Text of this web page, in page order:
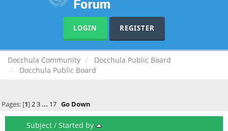
LOGIN REGISTER
Docchula Community
Docchula Public Board
Docchula Public Board
Pages: [1]2 3 ... 17 Go Down
Subject / Started by